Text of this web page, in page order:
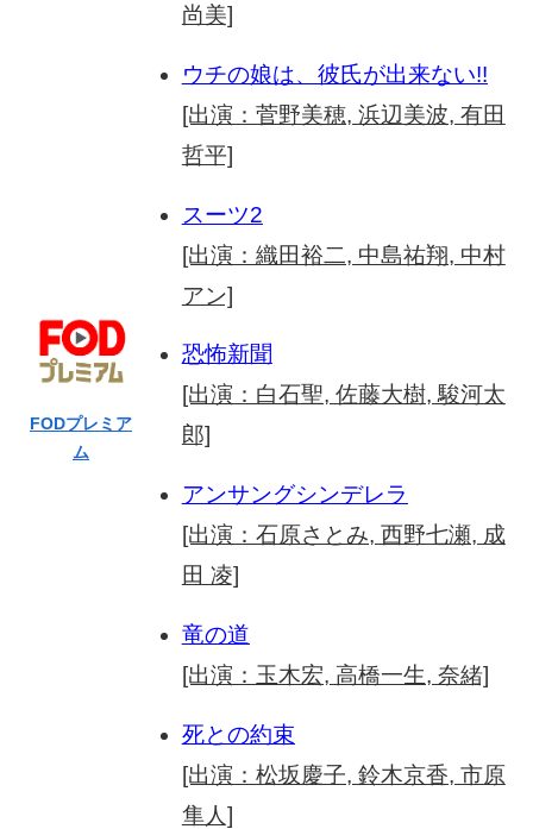
FODプレミア
ム
尚美]
ウチの娘は、彼氏が出来ない!!
[出演：菅野美穂, 浜辺美波, 有田
哲平]
スーツ2
[出演：織田裕二, 中島祐翔, 中村
アン]
恐怖新聞
[出演：白石聖, 佐藤大樹, 駿河太
郎]
アンサングシンデレラ
[出演：石原さとみ, 西野七瀬, 成
田 凌]
竜の道
[出演：玉木宏, 高橋一生, 奈緒]
死との約束
[出演：松坂慶子, 鈴木京香, 市原
隼人]